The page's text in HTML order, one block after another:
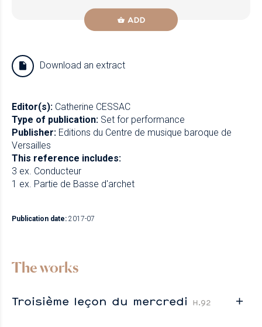
ADD
Download an extract
Editor(s): Catherine CESSAC
Type of publication: Set for performance
Publisher: Editions du Centre de musique baroque de
Versailles
This reference includes:
3 ex. Conducteur
1 ex. Partie de Basse d'archet
Publication date: 2017-07
The works
Troisième leçon du mercredi H.92